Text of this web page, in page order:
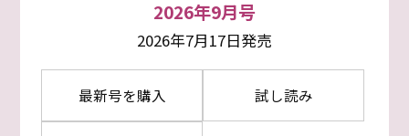
2026年9月号
2026年7月17日発売
最新号を購入 試し読み